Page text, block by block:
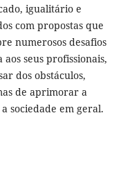
igualitário e
com propostas que
numerosos desafios
seus profissionais,
dos obstáculos,
de aprimorar a
sociedade em geral.